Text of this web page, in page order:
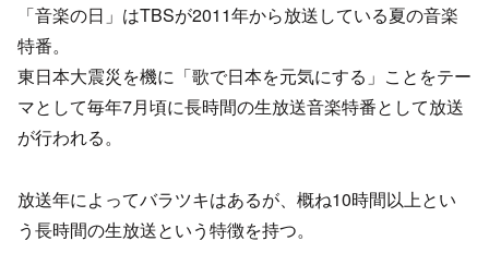
「音楽の日」はTBSが2011年から放送している夏の音楽
特番。
東日本大震災を機に「歌で日本を元気にする」ことをテー
マとして毎年7月頃に長時間の生放送音楽特番として放送
が行われる。
放送年によってバラツキはあるが、概ね10時間以上とい
う長時間の生放送という特徴を持つ。